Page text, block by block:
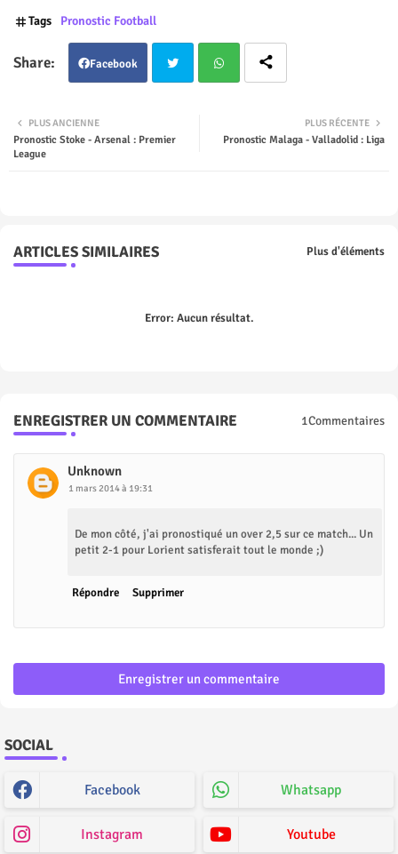
Tags Pronostic Football
Facebook
ter tsap
PLUS RÉCENTE
Pronostic Malaga - Valladolid : Liga
PLUS ANCIENNE
Pronostic Stoke - Arsenal : Premier
League
ARTICLES SIMILAIRES Plus d'éléments
Error: Aucun résultat.
ENREGISTRER UN COMMENTAIRE 1Commentaires
Unknown
1 mars 2014 à 19:31
De mon côté, j'ai pronostiqué un over 2,5 sur ce match... Un
petit 2-1 pour Lorient satisferait tout le monde ;)
Répondre Supprimer
Enregistrer un commentaire
SOCIAL
Facebook Whatsapp
Instagram Youtube